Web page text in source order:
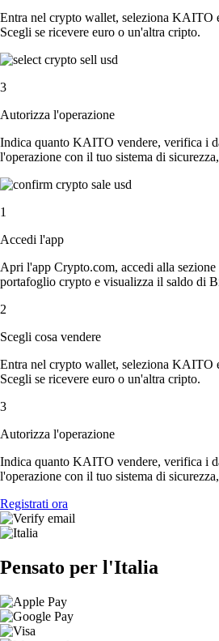
Entra nel crypto wallet, seleziona KAITO
Scegli se ricevere euro o un'altra cripto.
3
Autorizza l'operazione
Indica quanto KAITO vendere, verifica i
l'operazione con il tuo sistema di
1
Accedi l'app
Apri l'app Crypto.com, accedi alla
portafoglio crypto e visualizza il saldo di
2
Scegli cosa vendere
Entra nel crypto wallet, seleziona KAITO
Scegli se ricevere euro o un'altra cripto.
3
Autorizza l'operazione
Indica quanto KAITO vendere, verifica i
l'operazione con il tuo sistema di
Registrati ora
Pensato per l'Italia